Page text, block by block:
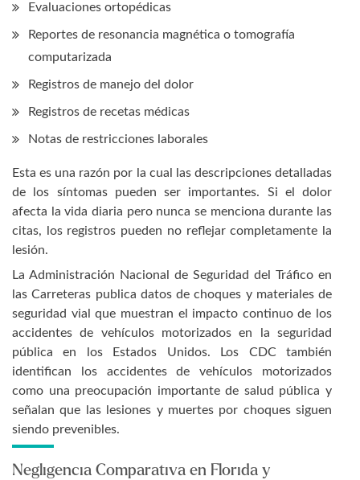
Evaluaciones ortopédicas
Reportes de resonancia magnética o tomografía
computarizada
Registros de manejo del dolor
Registros de recetas médicas
Notas de restricciones laborales
Esta es una razón por la cual las descripciones detalladas
de los síntomas pueden ser importantes. Si el dolor
afecta la vida diaria pero nunca se menciona durante las
citas, los registros pueden no reflejar completamente la
lesión.
La Administración Nacional de Seguridad del Tráfico en
las Carreteras publica datos de choques y materiales de
seguridad vial que muestran el impacto continuo de los
accidentes de vehículos motorizados en la seguridad
pública en los Estados Unidos. Los CDC también
identifican los accidentes de vehículos motorizados
como una preocupación importante de salud pública y
señalan que las lesiones y muertes por choques siguen
siendo prevenibles.
Negligencia Comparativa en Florida y